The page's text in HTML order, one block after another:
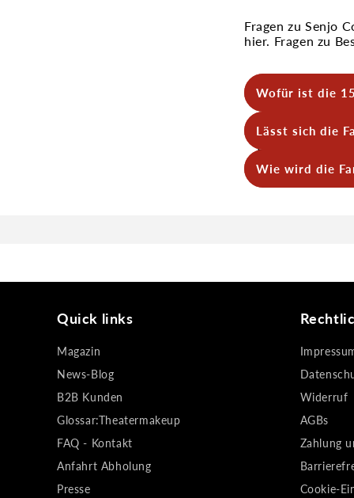
Fragen zu Senjo
hier. Fragen zu
Wofür ist die
Farbtöne.
Lässt sich die
Druck von etwa
Wie wird die
Quick links
Magazin
News-Blog
B2B Kunden
Glossar:Theatermakeup
FAQ - Kontakt
Anfahrt Abholung
Presse
Widerruf
AGBs
Zahlung
Cookie-